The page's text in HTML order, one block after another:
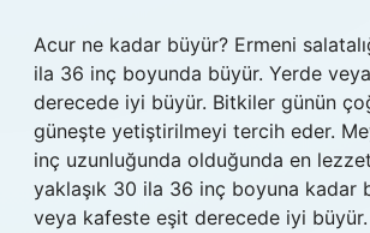
Acur ne kadar büyür? Ermeni
ila 36 inç boyunda büyür. Yerde
derecede iyi büyür. Bitkiler günün
güneşte yetiştirilmeyi tercih eder.
inç uzunluğunda olduğunda en
yaklaşık 30 ila 36 inç boyuna kadar
veya kafeste eşit derecede iyi